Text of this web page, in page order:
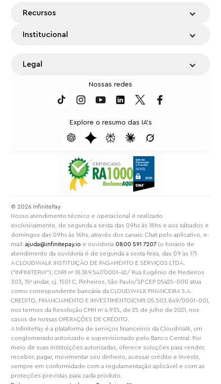
Recursos
Institucional
Legal
Nossas redes
Explore o resumo das IA's
⁠© 2026 InfinitePay
Nosso atendimento técnico e operacional é realizado
exclusivamente, de segunda a sexta das 09hs às 18hs e aos sábados e
domingos das 09hs às 16hs, através dos canais: Chat pelo aplicativo, e-
mail:ajuda@infinitepay.io e ouvidoria 0800 591 7207 (o horário de
atendimento da ouvidoria é de segunda a sexta-feira, das 09 às 17)
A CLOUDWALK INSTITUIÇÃO DE PAGAMENTO E SERVIÇOS LTDA.
("INFINITEPAY"), CNPJ nº 18.189.547/0001-42/ Rua Eugênio de Medeiros
303, 15º andar, cj. 1501 C, Pinheiros, São Paulo/SP CEP 05425-000 atua
como correspondente bancária da CLOUDWALK FINANCEIRA S.A.
CREDITO, FINANCIAMENTO E INVESTIMENTO(CNPJ 05.503.849/0001-00),
nos termos da Resolução CMN nº 4.935, de 25 de julho de 2021, nos
casos de nossas OPERAÇÕES DE CRÉDITO.
A InfinitePay é a plataforma de serviços financeiros da CloudWalk, um
conglomerado autorizado e supervisionado pelo Banco Central. Por
meio de suas instituições autorizadas, oferece soluções para vender,
receber, pagar, movimentar seu dinheiro, acessar crédito e investir,
sempre em conformidade com a regulamentação aplicável e com as
proteções previstas para cada produto.